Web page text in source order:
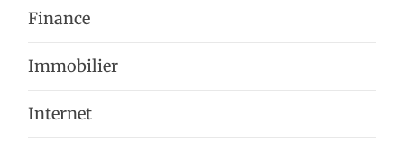
Finance
Immobilier
Internet